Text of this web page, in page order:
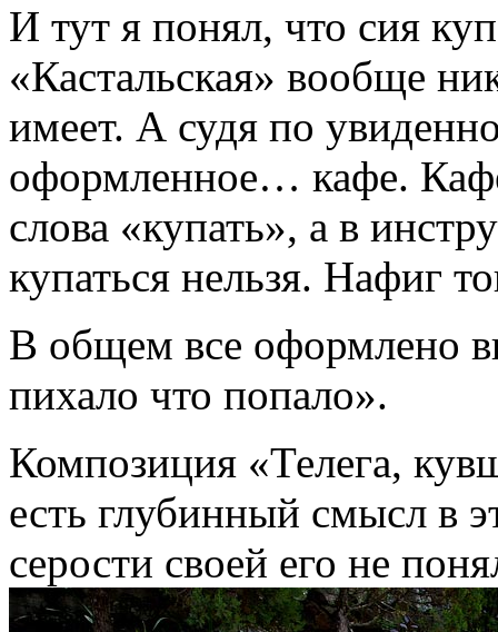
И тут я понял, что сия
«Кастальская» вообще
имеет. А судя по
оформленное… кафе.
слова «купать», а в
купаться нельзя. Нафиг
В общем все оформлено
пихало что попало».
Композиция «Телега,
есть глубинный смысл в
серости своей его не